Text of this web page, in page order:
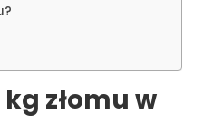
złomu w